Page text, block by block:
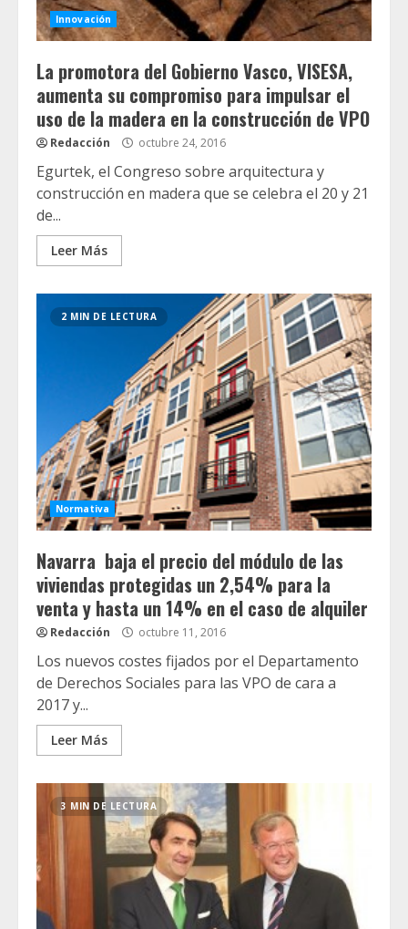
Innovación
La promotora del Gobierno Vasco, VISESA,
aumenta su compromiso para impulsar el
uso de la madera en la construcción de VPO
Redacción octubre 24, 2016
Egurtek, el Congreso sobre arquitectura y
construcción en madera que se celebra el 20 y 21
de...
Leer Más
2 MIN DE LECTURA
Normativa
Navarra baja el precio del módulo de las
viviendas protegidas un 2,54% para la
venta y hasta un 14% en el caso de alquiler
Redacción octubre 11, 2016
Los nuevos costes fijados por el Departamento
de Derechos Sociales para las VPO de cara a
2017 y...
Leer Más
3 MIN DE LECTURA